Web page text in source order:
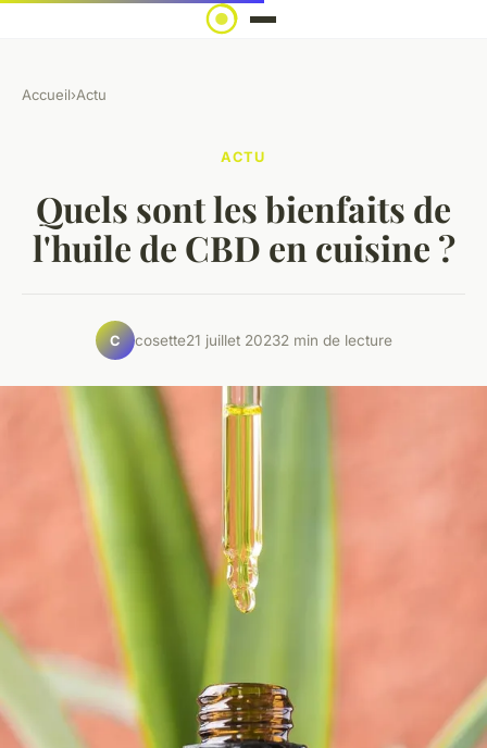
Accueil›Actu
ACTU
Quels sont les bienfaits de
l'huile de CBD en cuisine ?
C cosette21 juillet 20232 min de lecture